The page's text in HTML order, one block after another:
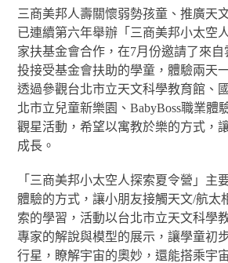
三商美邦人壽關懷弱勢孩童、推廣天
已連續第六年舉辦「三商美邦小太空
家扶基金會合作，在7月份邀請了來
投接受基金會扶助的學童，體驗兩天
透過參觀台北市立天文科學教育館、
北市立兒童新樂園、BabyBoss職業體
觀星活動，希望以寓教於樂的方式，
成長。
「三商美邦小太空人探索夏令營」主
體驗的方式，讓小朋友接觸天文/航太
索的學習，活動以台北市立天文科學
專家的解說與模型的展示，讓學童初
行星，瞭解宇宙的奧妙，還能搭乘宇